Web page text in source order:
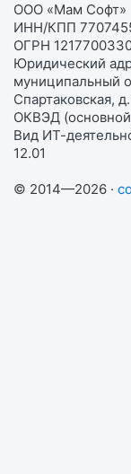
ООО «Мам Софт»
ИНН/КПП
ОГРН
Юридический
муниципальный
Спартаковская,
ОКВЭД
Вид ИТ-
12.01
© 2014—2026 ·